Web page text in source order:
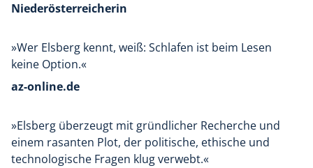
Niederösterreicherin
»Wer Elsberg kennt, weiß: Schlafen ist beim Lesen
keine Option.«
az-online.de
»Elsberg überzeugt mit gründlicher Recherche und
einem rasanten Plot, der politische, ethische und
technologische Fragen klug verwebt.«